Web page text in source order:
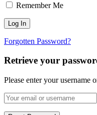
Remember Me
Forgotten Password?
Retrieve your
Please enter your username